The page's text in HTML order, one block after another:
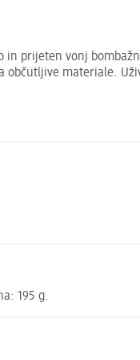
prijeten vonj
materiale.
195 g.